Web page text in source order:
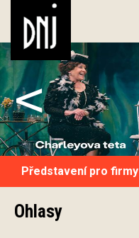
<
Představení pro firmy
Ohlasy